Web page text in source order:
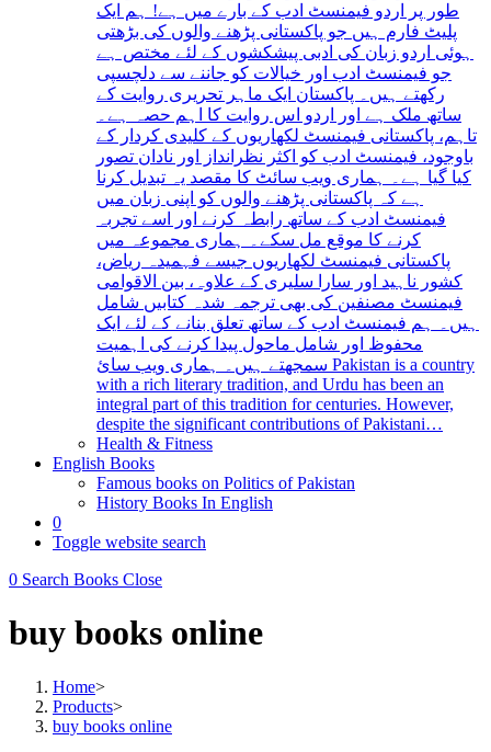
طور پر اردو فیمنسٹ ادب کے بارے میں ہے! ہم ایک
پلیٹ فارم ہیں جو پاکستانی پڑھنے والوں کی بڑھتی
ہوئی اردو زبان کی ادبی پیشکشوں کے لئے مختص ہے
جو فیمنسٹ ادب اور خیالات کو جاننے سے دلچسپی
رکھتے ہیں۔ پاکستان ایک ماہر تحریری روایت کے
ساتھ ملک ہے اور اردو اس روایت کا اہم حصہ ہے۔
تاہم، پاکستانی فیمنسٹ لکھاریوں کے کلیدی کردار کے
باوجود، فیمنسٹ ادب کو اکثر نظرانداز اور نادان تصور
کیا گیا ہے۔ ہماری ویب سائٹ کا مقصد یہ تبدیل کرنا
ہے کہ پاکستانی پڑھنے والوں کو اپنی زبان میں
فیمنسٹ ادب کے ساتھ رابطہ کرنے اور اسے تجربہ
کرنے کا موقع مل سکے۔ ہماری مجموعہ میں
پاکستانی فیمنسٹ لکھاریوں جیسے فہمیدہ ریاض،
کشور ناہید اور سارا سلیری کے علاوہ، بین الاقوامی
فیمنسٹ مصنفین کی بھی ترجمہ شدہ کتابیں شامل
ہیں۔ ہم فیمنسٹ ادب کے ساتھ تعلق بنانے کے لئے ایک
محفوظ اور شامل ماحول پیدا کرنے کی اہمیت
سمجھتے ہیں۔ ہماری ویب سائ Pakistan is a country
with a rich literary tradition, and Urdu has been an
integral part of this tradition for centuries. However,
despite the significant contributions of Pakistani…
Health & Fitness
English Books
Famous books on Politics of Pakistan
History Books In English
0
Toggle website search
0 Search Books Close
buy books online
Home>
Products>
buy books online